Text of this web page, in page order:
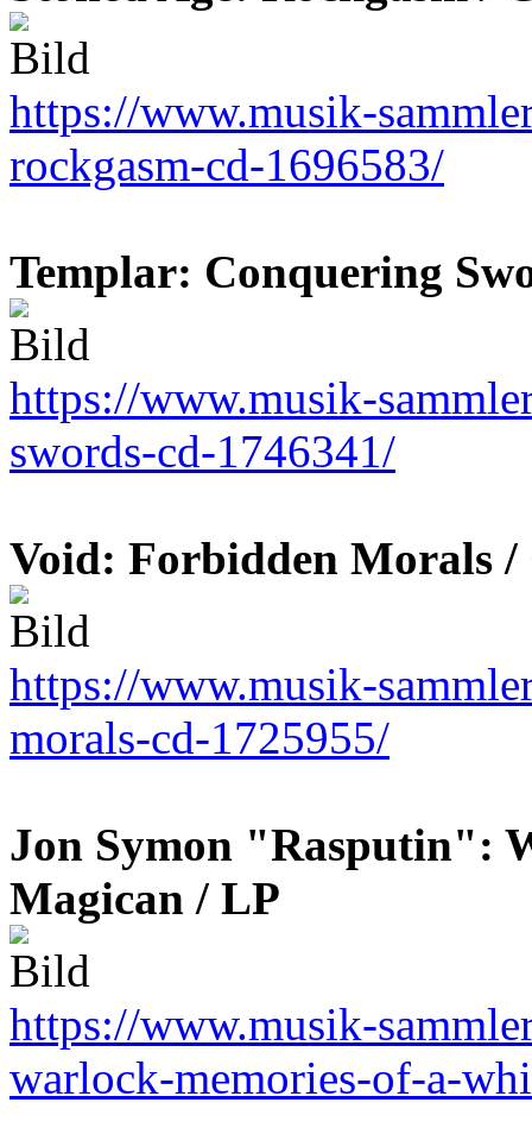
https://www.musik-
rockgasm-cd-1696583/
Templar: Conquering
https://www.musik-
swords-cd-1746341/
Void: Forbidden Morals /
https://www.musik-
morals-cd-1725955/
Jon Symon "Rasputin":
Magican / LP
https://www.musik-
warlock-memories-of-a-